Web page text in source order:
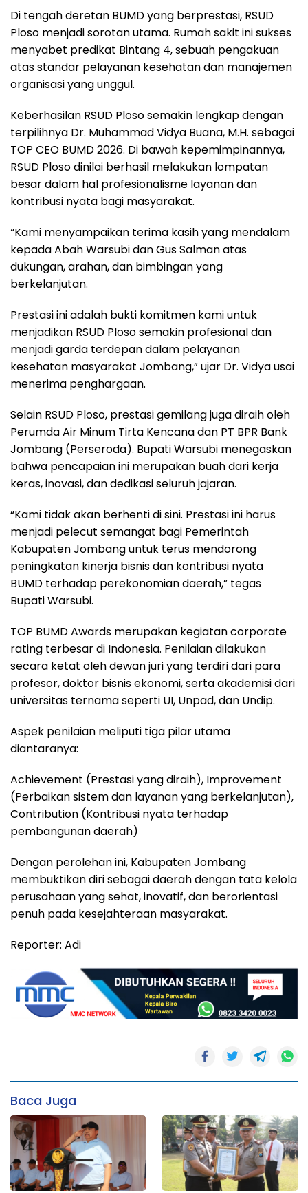
Di tengah deretan BUMD yang berprestasi, RSUD
Ploso menjadi sorotan utama. Rumah sakit ini sukses
menyabet predikat Bintang 4, sebuah pengakuan
atas standar pelayanan kesehatan dan manajemen
organisasi yang unggul.
Keberhasilan RSUD Ploso semakin lengkap dengan
terpilihnya Dr. Muhammad Vidya Buana, M.H. sebagai
TOP CEO BUMD 2026. Di bawah kepemimpinannya,
RSUD Ploso dinilai berhasil melakukan lompatan
besar dalam hal profesionalisme layanan dan
kontribusi nyata bagi masyarakat.
“Kami menyampaikan terima kasih yang mendalam
kepada Abah Warsubi dan Gus Salman atas
dukungan, arahan, dan bimbingan yang
berkelanjutan.
Prestasi ini adalah bukti komitmen kami untuk
menjadikan RSUD Ploso semakin profesional dan
menjadi garda terdepan dalam pelayanan
kesehatan masyarakat Jombang,” ujar Dr. Vidya usai
menerima penghargaan.
Selain RSUD Ploso, prestasi gemilang juga diraih oleh
Perumda Air Minum Tirta Kencana dan PT BPR Bank
Jombang (Perseroda). Bupati Warsubi menegaskan
bahwa pencapaian ini merupakan buah dari kerja
keras, inovasi, dan dedikasi seluruh jajaran.
“Kami tidak akan berhenti di sini. Prestasi ini harus
menjadi pelecut semangat bagi Pemerintah
Kabupaten Jombang untuk terus mendorong
peningkatan kinerja bisnis dan kontribusi nyata
BUMD terhadap perekonomian daerah,” tegas
Bupati Warsubi.
TOP BUMD Awards merupakan kegiatan corporate
rating terbesar di Indonesia. Penilaian dilakukan
secara ketat oleh dewan juri yang terdiri dari para
profesor, doktor bisnis ekonomi, serta akademisi dari
universitas ternama seperti UI, Unpad, dan Undip.
Aspek penilaian meliputi tiga pilar utama
diantaranya:
Achievement (Prestasi yang diraih), Improvement
(Perbaikan sistem dan layanan yang berkelanjutan),
Contribution (Kontribusi nyata terhadap
pembangunan daerah)
Dengan perolehan ini, Kabupaten Jombang
membuktikan diri sebagai daerah dengan tata kelola
perusahaan yang sehat, inovatif, dan berorientasi
penuh pada kesejahteraan masyarakat.
Reporter: Adi
Baca Juga